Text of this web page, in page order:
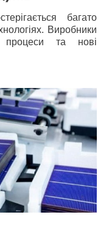
багато
Виробники
процеси та нові